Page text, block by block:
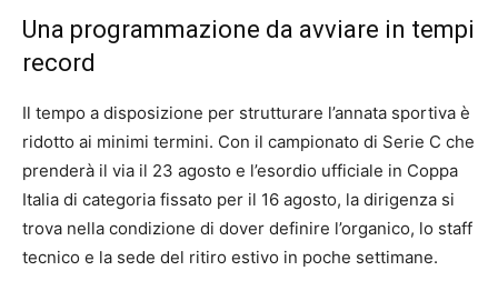
Una programmazione da avviare in tempi
record
Il tempo a disposizione per strutturare l’annata sportiva è
ridotto ai minimi termini. Con il campionato di Serie C che
prenderà il via il 23 agosto e l’esordio ufficiale in Coppa
Italia di categoria fissato per il 16 agosto, la dirigenza si
trova nella condizione di dover definire l’organico, lo staff
tecnico e la sede del ritiro estivo in poche settimane.